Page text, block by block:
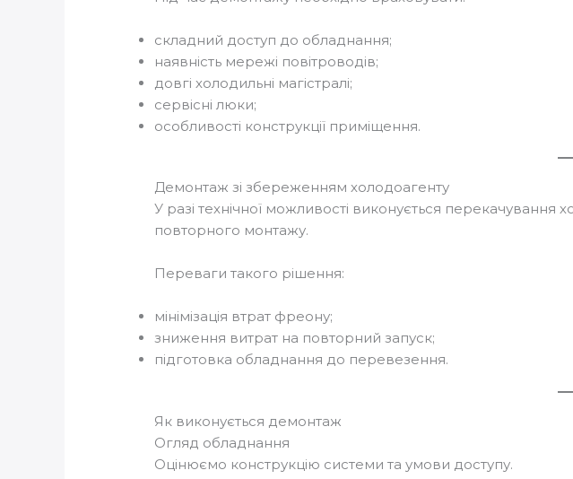
складний доступ до обладнання;
наявність мережі повітроводів;
довгі холодильні магістралі;
сервісні люки;
особливості конструкції приміщення.
Демонтаж зі збереженням холодоагенту
У разі технічної можливості виконується
повторного монтажу.
Переваги такого рішення:
мінімізація втрат фреону;
зниження витрат на повторний запуск;
підготовка обладнання до перевезення.
Як виконується демонтаж
Огляд обладнання
Оцінюємо конструкцію системи та умови доступу.